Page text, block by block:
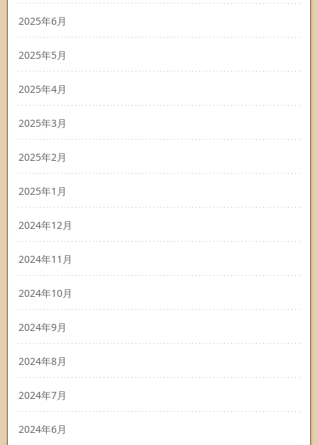
2025年6月
2025年5月
2025年4月
2025年3月
2025年2月
2025年1月
2024年12月
2024年11月
2024年10月
2024年9月
2024年8月
2024年7月
2024年6月